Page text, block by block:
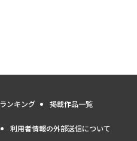
ランキング 掲載作品一覧
利用者情報の外部送信について